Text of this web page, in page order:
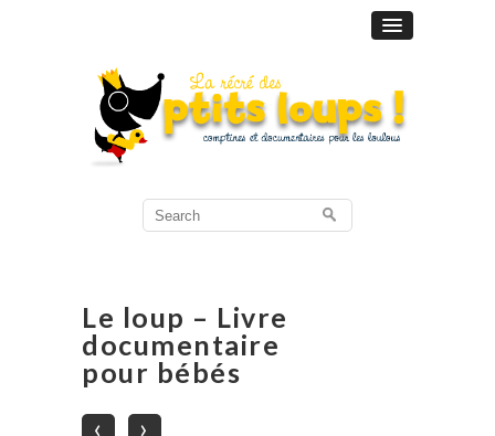
Search
for:
Le loup – Livre
documentaire
pour bébés
‹
›